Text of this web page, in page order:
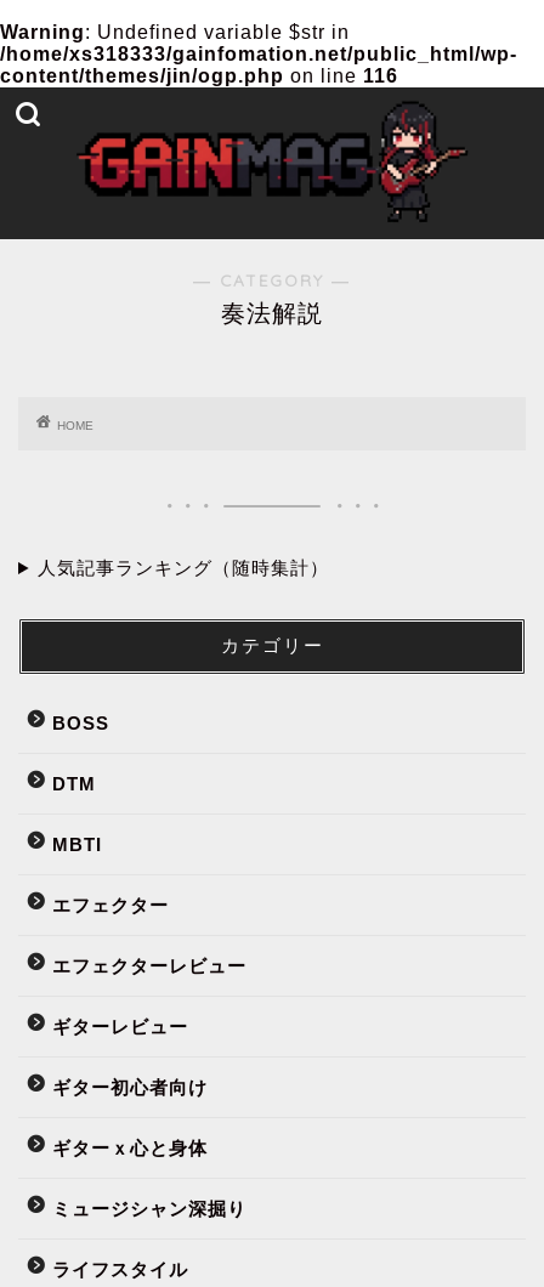
Warning: Undefined variable $str in
/home/xs318333/gainfomation.net/public_html/wp-
content/themes/jin/ogp.php on line 116
― CATEGORY ―
奏法解説
HOME
人気記事ランキング（随時集計）
カテゴリー
BOSS
DTM
MBTI
エフェクター
エフェクターレビュー
ギターレビュー
ギター初心者向け
ギターｘ心と身体
ミュージシャン深掘り
ライフスタイル